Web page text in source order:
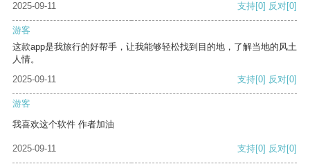
2025-09-11
支持[0] 反对[0]
游客
这款app是我旅行的好帮手，让我能够轻松找到目的地，了解当地的风土
人情。
2025-09-11
支持[0] 反对[0]
游客
我喜欢这个软件 作者加油
2025-09-11 支持[0] 反对[0]